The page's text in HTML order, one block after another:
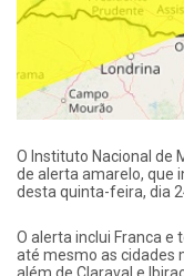
O Instituto Nacional de
de alerta amarelo, que
desta quinta-feira, dia
O alerta inclui Franca e
até mesmo as cidades